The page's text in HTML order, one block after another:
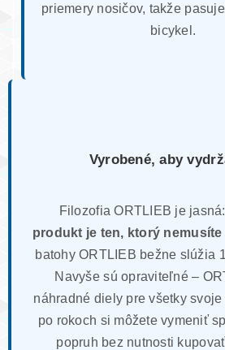
priemery nosičov, takže
bicykel.
Vyrobené, aby
Filozofia ORTLIEB je jasná:
produkt je ten, ktorý
batohy ORTLIEB bežne slúžia
Navyše sú opraviteľné –
náhradné diely pre všetky svoje
po rokoch si môžete vymeniť
popruh bez nutnosti